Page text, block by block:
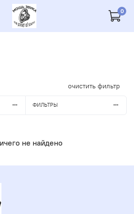
0
очистить фильтр
ФИЛЬТРЫ
не найдено